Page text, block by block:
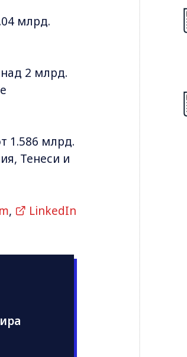
млрд.
2 млрд.
1.586 млрд.
Тенеси и
,
LinkedIn